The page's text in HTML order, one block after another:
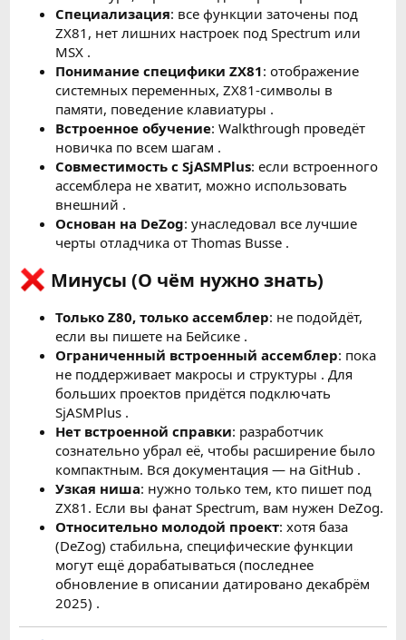
Специализация: все функции заточены под
ZX81, нет лишних настроек под Spectrum или
MSX .
Понимание специфики ZX81: отображение
системных переменных, ZX81-символы в
памяти, поведение клавиатуры .
Встроенное обучение: Walkthrough проведёт
новичка по всем шагам .
Совместимость с SjASMPlus: если встроенного
ассемблера не хватит, можно использовать
внешний .
Основан на DeZog: унаследовал все лучшие
черты отладчика от Thomas Busse .
Минусы (О чём нужно знать)
Только Z80, только ассемблер: не подойдёт,
если вы пишете на Бейсике .
Ограниченный встроенный ассемблер: пока
не поддерживает макросы и структуры . Для
больших проектов придётся подключать
SjASMPlus .
Нет встроенной справки: разработчик
сознательно убрал её, чтобы расширение было
компактным. Вся документация — на GitHub .
Узкая ниша: нужно только тем, кто пишет под
ZX81. Если вы фанат Spectrum, вам нужен DeZog.
Относительно молодой проект: хотя база
(DeZog) стабильна, специфические функции
могут ещё дорабатываться (последнее
обновление в описании датировано декабрём
2025) .